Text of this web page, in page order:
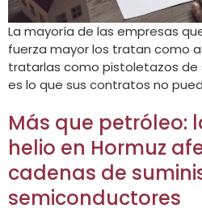
La mayoría de las empresas
fuerza mayor los tratan como
tratarlas como pistoletazos de
es lo que sus contratos no
Más que petróleo:
helio en Hormuz
cadenas de
semiconductores